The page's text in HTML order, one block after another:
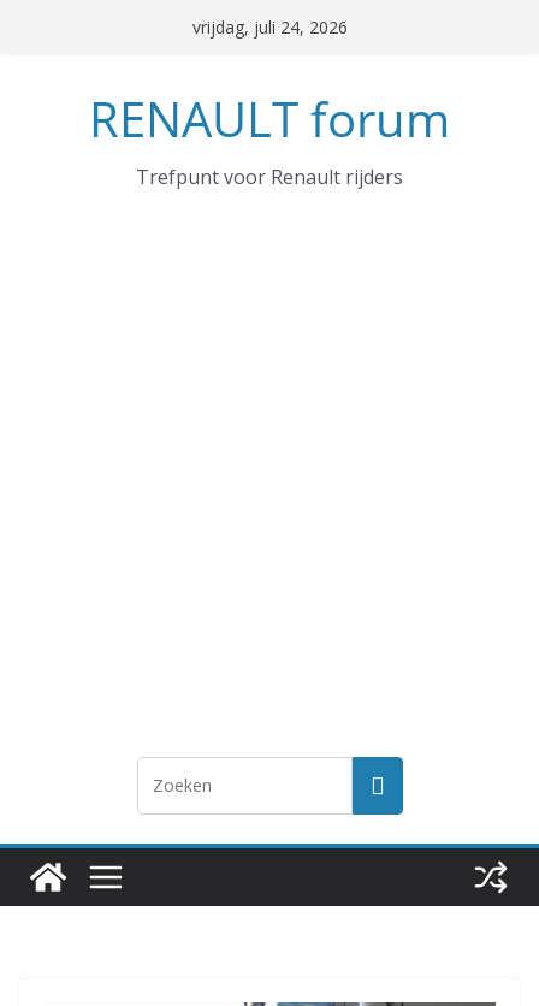
vrijdag, juli 24, 2026
RENAULT forum
Trefpunt voor Renault rijders